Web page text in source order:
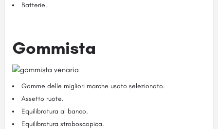
Batterie.
Gommista
Gomme delle migliori marche usato selezionato.
Assetto ruote.
Equilibratura al banco.
Equilibratura stroboscopica.